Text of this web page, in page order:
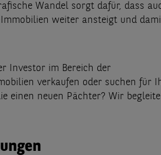
Wandel sorgt dafür, dass
weiter ansteigt und
Investor im Bereich der
verkaufen oder suchen für
einen neuen Pächter? Wir